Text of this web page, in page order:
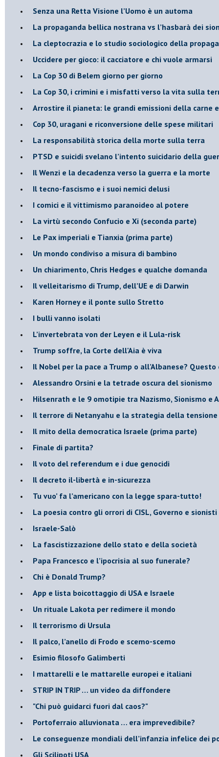
Senza una Retta Visione l’Uomo è un automa
​La propaganda bellica nostrana vs l’hasbarà dei
​La cleptocrazia e lo studio sociologico della
​Uccidere per gioco: il cacciatore e chi vuole armarsi
​La Cop 30 di Belem giorno per giorno
La Cop 30, i crimini e i misfatti verso la vita sulla
Arrostire il pianeta: le grandi emissioni della carne
​Cop 30, uragani e riconversione delle spese militari
La responsabilità storica della morte sulla terra
PTSD e suicidi svelano l’intento suicidario della
Il Wenzi e la decadenza verso la guerra e la morte
​Il tecno-fascismo e i suoi nemici delusi
​I comici e il vittimismo paranoideo al potere
​La virtù secondo Confucio e Xi (seconda parte)
Le Pax imperiali e Tianxia (prima parte)
Un mondo condiviso a misura di bambino
​Un chiarimento, Chris Hedges e qualche domanda
Il velleitarismo di Trump, dell’UE e di Darwin
​Karen Horney e il ponte sullo Stretto
​I bulli vanno isolati
L’invertebrata von der Leyen e il Lula-risk
Trump soffre, la Corte dell'Aia è viva
​Il Nobel per la pace a Trump o all’Albanese?
​Alessandro Orsini e la tetrade oscura del sionismo
​Hilsenrath e le 9 omotipie tra Nazismo, Sionismo e
​Il terrore di Netanyahu e la strategia della tensione
Il mito della democratica Israele (prima parte)
​Finale di partita?
​Il voto del referendum e i due genocidi
Il decreto il-libertà e in-sicurezza
Tu vuo’ fa l’americano con la legge spara-tutto!
La poesia contro gli orrori di CISL, Governo e sionisti
Israele-Salò
​La fascistizzazione dello stato e della società
Papa Francesco e l’ipocrisia al suo funerale?
​Chi è Donald Trump?
App e lista boicottaggio di USA e Israele
​Un rituale Lakota per redimere il mondo
Il terrorismo di Ursula
​Il palco, l’anello di Frodo e scemo-scemo
Esimio filosofo Galimberti
​I mattarelli e le mattarelle europei e italiani
​STRIP IN TRIP … un video da diffondere
"Chi può guidarci fuori dal caos?"
​Portoferraio alluvionata … era imprevedibile?
Le conseguenze mondiali dell’infanzia infelice dei
​Gli Scilipoti USA